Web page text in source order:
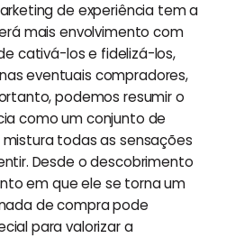
de experiência tem a
mais envolvimento com
cativá-los e fidelizá-los,
eventuais compradores,
podemos resumir o
como um conjunto de
todas as sensações
Desde o descobrimento
em que ele se torna um
de compra pode
para valorizar a